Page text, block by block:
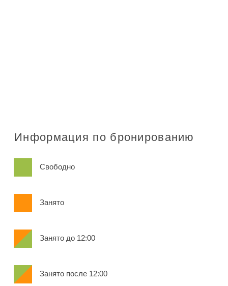
Информация по бронированию
Свободно
Занято
Занято до 12:00
Занято после 12:00